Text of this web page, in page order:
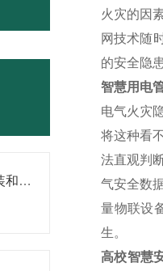
智慧用电监测装置如何安装和部署？
火灾的因
网技术随
的安全隐
智慧用电
电气火灾
将这种看
法直观判
气安全数
量物联设
生。
高校智慧